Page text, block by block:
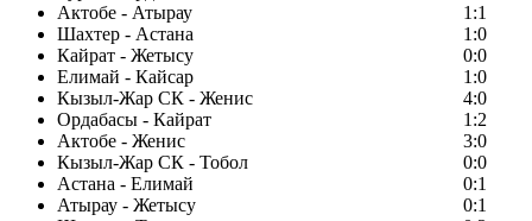
Актобе - Атырау
1:1
Шахтер - Астана
1:0
Кайрат - Жетысу
0:0
Елимай - Кайсар
1:0
Кызыл-Жар СК - Женис
4:0
Ордабасы - Кайрат
1:2
Актобе - Женис
3:0
Кызыл-Жар СК - Тобол
0:0
Астана - Елимай
0:1
Атырау - Жетысу
0:1